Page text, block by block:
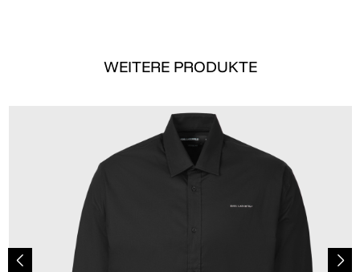
WEITERE PRODUKTE